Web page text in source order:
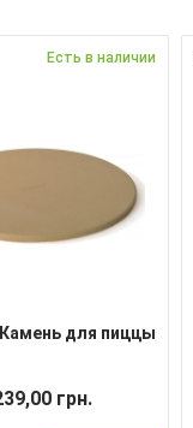
Есть в наличии
для пиццы
грн.